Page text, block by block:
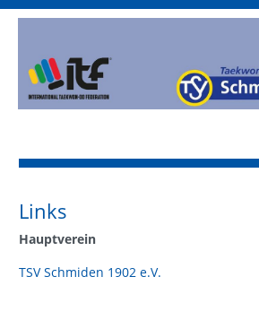
Links
Hauptverein
TSV Schmiden 1902 e.V.